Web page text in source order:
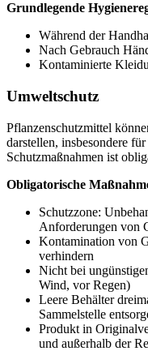
Grundlegende
Während der
Nach Gebrauch
Kontaminierte
Umweltschutz
Pflanzenschutzmittel
darstellen, insbesondere
Schutzmaßnahmen ist
Obligatorische
Schutzzone:
Anforderungen von
Kontamination von
verhindern
Nicht bei
Wind, vor Regen)
Leere Behälter
Sammelstelle
Produkt in
und außerhalb der